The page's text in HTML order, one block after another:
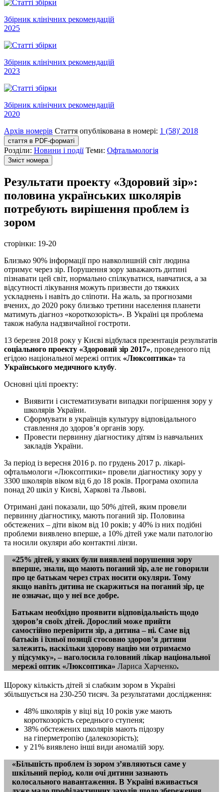
Збірник клінічних рекомендацій
2025
Збірник клінічних рекомендацій
2023
Збірник клінічних рекомендацій
2020
Архів номерів Стаття опублікована в номері: 1 (58)' 2018
стаття в PDF-форматі
Розділи: Новини і події Теми: Офтальмологія
Зміст номера
Результати проекту «Здоровий зір»:
половина українських школярів
потребують вирішення проблем із
зором
сторінки: 19-20
Близько 90% інформації про навколишній світ людина
отримує через зір. Порушення зору заважають дитині
пізнавати цей світ, нормально спілкуватися, навчатися, а за
відсутності лікування можуть призвести до тяжких
ускладнень і навіть до сліпоти. На жаль, за прогнозами
вчених, до 2020 року близько третини населення планети
матимуть діагноз «короткозорість». В Україні ця проблема
також набула надзвичайної гостроти.
13 березня 2018 року у Києві відбулася презентація результатів
соціального проекту «Здоровий зір 2017», проведеного під
егідою національної мережі оптик «Люксоптика» та
Українського медичного клубу.
Основні цілі проекту:
Виявити і систематизувати випадки погіршення зору у
школярів України.
Сформувати в українців культуру відповідального
ставлення до здоров’я органів зору.
Провести первинну діагностику дітям із навчальних
закладів України.
За період із вересня 2016 р. по грудень 2017 р. лікарі-
офтальмологи «Люксоптики» провели діагнос­тику зору у
3300 школярів віком від 6 до 18 років. Програма охопила
понад 20 шкіл у Києві, Харкові та Львові.
Отримані дані показали, що 50% дітей, яким провели
первинну діагностику, мають поганий зір. Половина
обстежених – діти віком від 10 років; у 40% із них подібні
проблеми виявлено вперше, а 10% дітей уже мали патологію
та носили окуляри або контактні лінзи.
«25% дітей, у яких були виявлені порушення зору
вперше, знали, що мають поганий зір, але не говорили
про це батькам через страх носити окуляри. Тому
якщо навіть дитина не скаржиться на поганий зір, це
не означає, що у неї все добре.
Батькам необхідно проявити відповідальність щодо
здоров’я своїх дітей. Дорослий може прийти
самостійно перевірити зір, а дитина – ні. Саме від
батьків і їхньої позиції стосовно здоров’я дитини
залежить, наскільки здорову націю ми отримаємо
у підсумку», – наголосила головний лікар націо­нальної
мережі оптик «Люксоптика» Лариса Харченко.
Щороку кількість дітей зі слабким зором в Україні
збільшується на 230-250 тисяч. За результатами дослідження:
48% школярів у віці від 10 років уже мають
короткозорість середнього ступеня;
38% обстежених школярів мають підозру
на гіперметропію (далекозорість);
у 21% виявлено інші види аномалій зору.
«Більшість проблем із зором з’являються саме у
шкільний період, коли очі дитини зазнають
колосального навантаження. В Україні вживається